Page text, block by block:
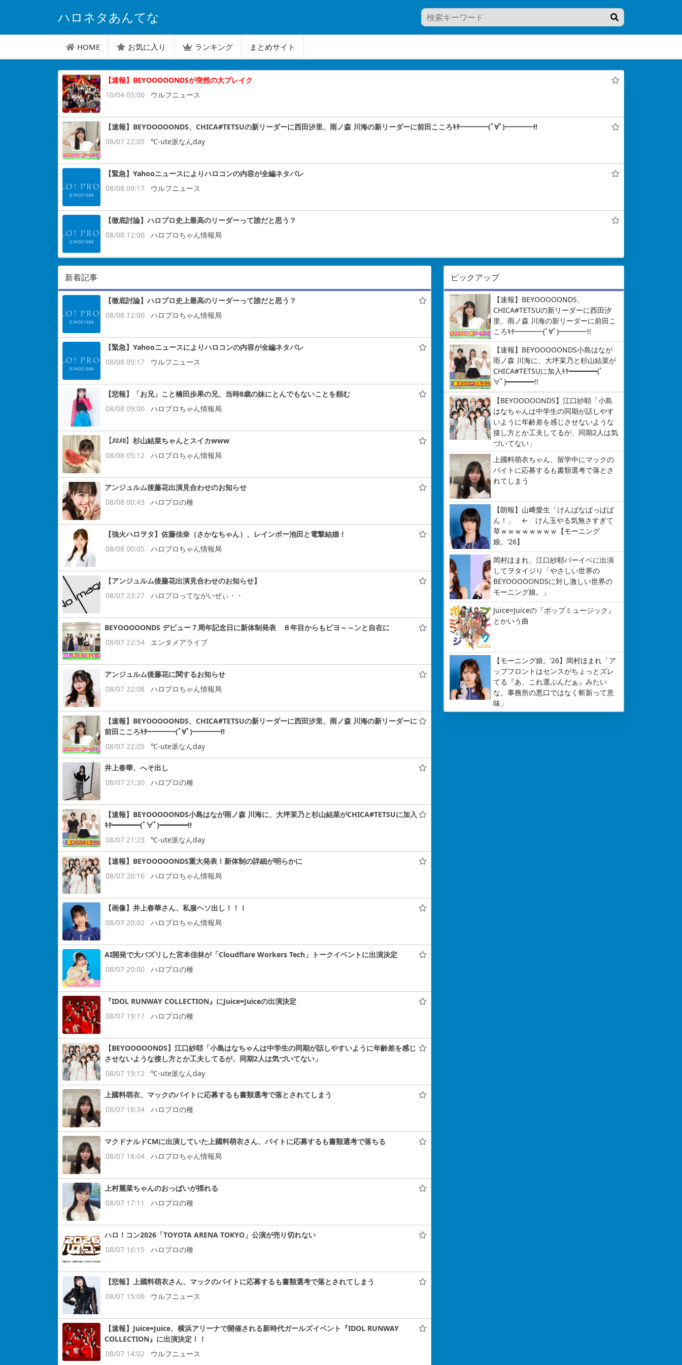
ハロネタあんてな
HOME お気に入り ランキング まとめサイト
【速報】BEYOOOOONDSが突然の大ブレイク
10/04 05:00
ウルフニュース
【速報】BEYOOOOONDS、CHICA#TETSUの新リーダーに西田汐里、雨ノ森 川海の新リーダーに前田こころｷﾀ━━━━(ﾟ∀ﾟ)━━━━!!
08/07 22:05
℃-ute派なんday
【緊急】Yahooニュースによりハロコンの内容が全編ネタバレ
08/08 09:17
ウルフニュース
【徹底討論】ハロプロ史上最高のリーダーって誰だと思う？
08/08 12:00
ハロプロちゃん情報局
ピックアップ
【速報】BEYOOOOONDS、
CHICA#TETSUの新リーダーに西田汐
里、雨ノ森 川海の新リーダーに前田こ
ころｷﾀ━━━━(ﾟ∀ﾟ)━━━━!!
【速報】BEYOOOOONDS小島はなが
雨ノ森 川海に、大坪茉乃と杉山結菜が
CHICA#TETSUに加入ｷﾀ━━━━(ﾟ
∀ﾟ)━━━━!!
【BEYOOOOONDS】江口紗耶「小島
はなちゃんは中学生の同期が話しやす
いように年齢差を感じさせないような
接し方とか工夫してるが、同期2人は気
づいてない」
上國料萌衣ちゃん、留学中にマックの
バイトに応募するも書類選考で落とさ
れてしまう
【朗報】山﨑愛生「けんぱなぱっぱぱ
ん！」 ← けん玉やる気無さすぎて
草ｗｗｗｗｗｗｗｗ【モーニング
娘。’26】
岡村ほまれ、江口紗耶バーイベに出演
してヲタイジり「やさしい世界の
BEYOOOOONDSに対し激しい世界の
モーニング娘。」
Juice=Juiceの『ポップミュージック』
とかいう曲
【モーニング娘。’26】岡村ほまれ「ア
ップフロントはセンスがちょっとズレ
てる『あ、これ選ぶんだぁ』みたい
な。事務所の悪口ではなく斬新って意
味」
新着記事
【徹底討論】ハロプロ史上最高のリーダーって誰だと思う？
08/08 12:00
ハロプロちゃん情報局
【緊急】Yahooニュースによりハロコンの内容が全編ネタバレ
08/08 09:17
ウルフニュース
【悲報】「お兄」こと橋田歩果の兄、当時8歳の妹にとんでもないことを頼む
08/08 09:00
ハロプロちゃん情報局
【ﾒﾛﾒﾛ】杉山結菜ちゃんとスイカwww
08/08 05:12
ハロプロちゃん情報局
アンジュルム後藤花出演見合わせのお知らせ
08/08 00:43
ハロプロの種
【強火ハロヲタ】佐藤佳奈（さかなちゃん）、レインボー池田と電撃結婚！
08/08 00:05
ハロプロちゃん情報局
【アンジュルム後藤花出演見合わせのお知らせ】
08/07 23:27
ハロプロってながいぜぃ・・
BEYOOOOONDS デビュー７周年記念日に新体制発表 ８年目からもビヨ～～ンと自在に
08/07 22:54
エンタメアライブ
アンジュルム後藤花に関するお知らせ
08/07 22:08
ハロプロちゃん情報局
【速報】BEYOOOOONDS、CHICA#TETSUの新リーダーに西田汐里、雨ノ森 川海の新リーダーに
前田こころｷﾀ━━━━(ﾟ∀ﾟ)━━━━!!
08/07 22:05
℃-ute派なんday
井上春華、へそ出し
08/07 21:30
ハロプロの種
【速報】BEYOOOOONDS小島はなが雨ノ森 川海に、大坪茉乃と杉山結菜がCHICA#TETSUに加入
ｷﾀ━━━━(ﾟ∀ﾟ)━━━━!!
08/07 21:23
℃-ute派なんday
【速報】BEYOOOOONDS重大発表！新体制の詳細が明らかに
08/07 20:16
ハロプロちゃん情報局
【画像】井上春華さん、私服ヘソ出し！！！
08/07 20:02
ハロプロちゃん情報局
AI開発で大バズリした宮本佳林が「Cloudflare Workers Tech」トークイベントに出演決定
08/07 20:00
ハロプロの種
『IDOL RUNWAY COLLECTION』にJuice=Juiceの出演決定
08/07 19:17
ハロプロの種
【BEYOOOOONDS】江口紗耶「小島はなちゃんは中学生の同期が話しやすいように年齢差を感じ
させないような接し方とか工夫してるが、同期2人は気づいてない」
08/07 19:12
℃-ute派なんday
上國料萌衣、マックのバイトに応募するも書類選考で落とされてしまう
08/07 18:34
ハロプロの種
マクドナルドCMに出演していた上國料萌衣さん、バイトに応募するも書類選考で落ちる
08/07 18:04
ハロプロちゃん情報局
上村麗菜ちゃんのおっぱいが揺れる
08/07 17:11
ハロプロの種
ハロ！コン2026「TOYOTA ARENA TOKYO」公演が売り切れない
08/07 16:15
ハロプロの種
【悲報】上國料萌衣さん、マックのバイトに応募するも書類選考で落とされてしまう
08/07 15:06
ウルフニュース
【速報】Juice=Juice、横浜アリーナで開催される新時代ガールズイベント『IDOL RUNWAY
COLLECTION』に出演決定！！
08/07 14:02
ウルフニュース